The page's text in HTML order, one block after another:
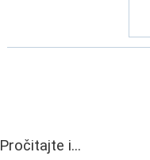
Pročitajte i...